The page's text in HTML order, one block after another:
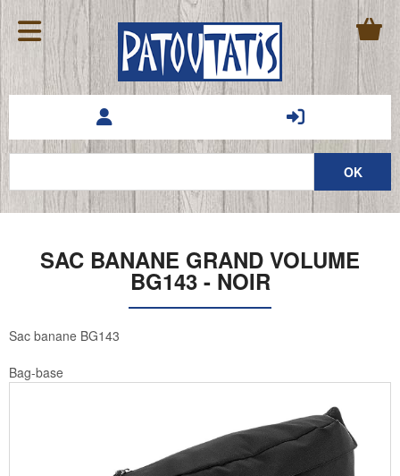
SAC BANANE GRAND VOLUME
BG143 - NOIR
Sac banane BG143
Bag-base